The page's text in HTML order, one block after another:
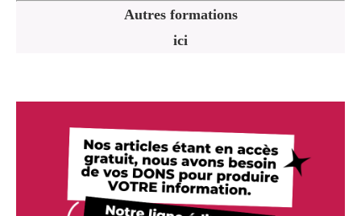
Autres formations
ici